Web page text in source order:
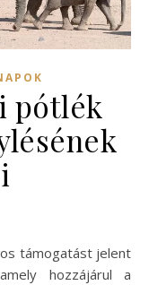
pótlék
hozzájárul a